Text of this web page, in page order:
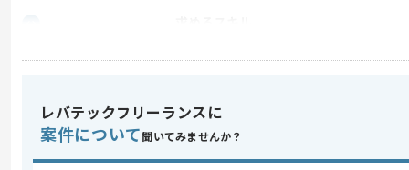
・生産コンサルティングの実務経験
上記に似た経験やスキルをお持ちであれば申
レバテックフリーランスに
案件について 聞いてみませんか？